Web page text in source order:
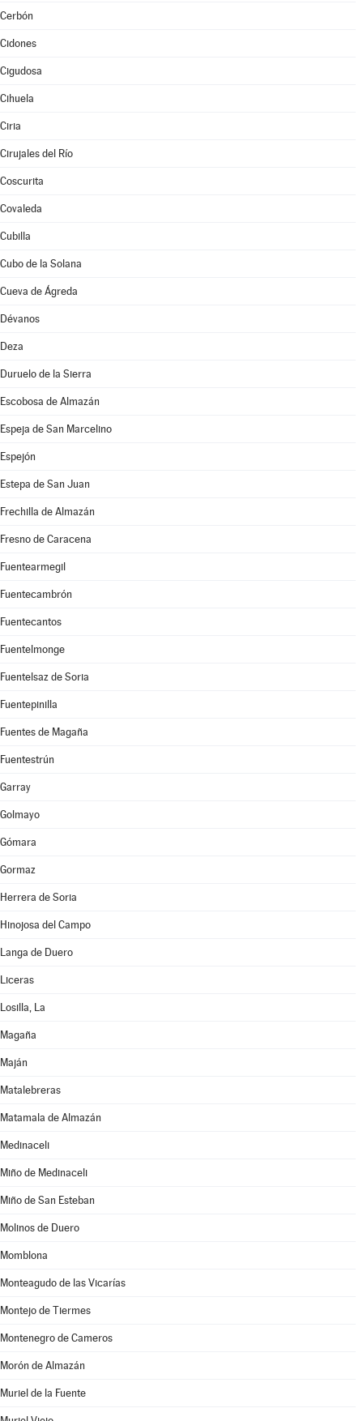
Cerbón
Cidones
Cigudosa
Cihuela
Ciria
Cirujales del Río
Coscurita
Covaleda
Cubilla
Cubo de la Solana
Cueva de Ágreda
Dévanos
Deza
Duruelo de la Sierra
Escobosa de Almazán
Espeja de San Marcelino
Espejón
Estepa de San Juan
Frechilla de Almazán
Fresno de Caracena
Fuentearmegil
Fuentecambrón
Fuentecantos
Fuentelmonge
Fuentelsaz de Soria
Fuentepinilla
Fuentes de Magaña
Fuentestrún
Garray
Golmayo
Gómara
Gormaz
Herrera de Soria
Hinojosa del Campo
Langa de Duero
Liceras
Losilla, La
Magaña
Maján
Matalebreras
Matamala de Almazán
Medinaceli
Miño de Medinaceli
Miño de San Esteban
Molinos de Duero
Momblona
Monteagudo de las Vicarías
Montejo de Tiermes
Montenegro de Cameros
Morón de Almazán
Muriel de la Fuente